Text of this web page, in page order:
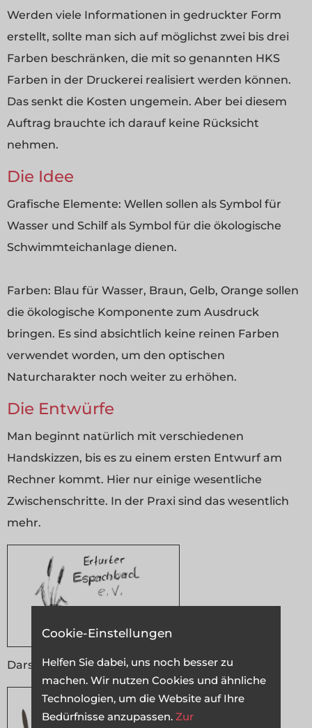
Werden viele Informationen in gedruckter Form
erstellt, sollte man sich auf möglichst zwei bis drei
Farben beschränken, die mit so genannten HKS
Farben in der Druckerei realisiert werden können.
Das senkt die Kosten ungemein. Aber bei diesem
Auftrag brauchte ich darauf keine Rücksicht
nehmen.
Die Idee
Grafische Elemente: Wellen sollen als Symbol für
Wasser und Schilf als Symbol für die ökologische
Schwimmteichanlage dienen.
Farben: Blau für Wasser, Braun, Gelb, Orange sollen
die ökologische Komponente zum Ausdruck
bringen. Es sind absichtlich keine reinen Farben
verwendet worden, um den optischen
Naturcharakter noch weiter zu erhöhen.
Die Entwürfe
Man beginnt natürlich mit verschiedenen
Handskizzen, bis es zu einem ersten Entwurf am
Rechner kommt. Hier nur einige wesentliche
Zwischenschritte. In der Praxi sind das wesentlich
mehr.
Darstellung: Handskizze
Cookie-Einstellungen
Helfen Sie dabei, uns noch besser zu
machen. Wir nutzen Cookies und ähnliche
Technologien, um die Website auf Ihre
Bedürfnisse anzupassen. Zur